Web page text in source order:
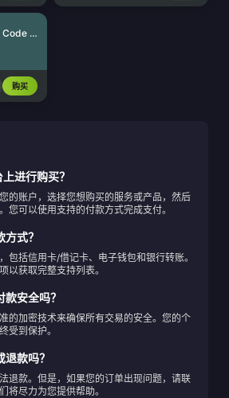
Steam Wallet Code (INR)
购买
进行购买？
的账户，选择您想购买的服务或产品，然后
您可以使用支持的付款方式完成支付。
式？
包括信用卡/借记卡、电子钱包和银行转账。
以获取完整支持列表。
安全吗？
的加密技术来确保所有交易的安全。您的个
受到保护。
款吗？
退款。但是，如果您的订单出现问题，请联
将尽力为您提供帮助。